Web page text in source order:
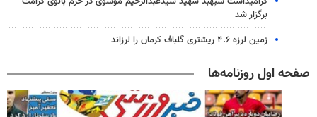
برگزار شد
زمین لرزه ۴.۶ ریشتری گلباف کرمان را لرزاند
صفحه اول روزنامه‌ها